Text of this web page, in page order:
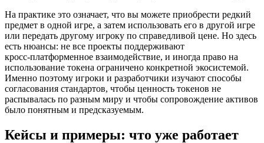
На практике это означает, что вы можете приобрести редкий
предмет в одной игре, а затем использовать его в другой игре
или передать другому игроку по справедливой цене. Но здесь
есть нюансы: не все проекты поддерживают
кросс‑платформенное взаимодействие, и иногда право на
использование токена ограничено конкретной экосистемой.
Именно поэтому игроки и разработчики изучают способы
согласования стандартов, чтобы ценность токенов не
распывалась по разным миру и чтобы сопровождение активов
было понятным и предсказуемым.
Кейсы и примеры: что уже работает